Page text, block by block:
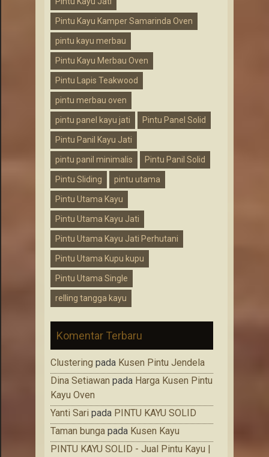
Pintu Kayu Kamper Samarinda Oven
pintu kayu merbau
Pintu Kayu Merbau Oven
Pintu Lapis Teakwood
pintu merbau oven
pintu panel kayu jati Pintu Panel Solid
Pintu Panil Kayu Jati
pintu panil minimalis Pintu Panil Solid
Pintu Sliding pintu utama
Pintu Utama Kayu
Pintu Utama Kayu Jati
Pintu Utama Kayu Jati Perhutani
Pintu Utama Kupu kupu
Pintu Utama Single
relling tangga kayu
Komentar Terbaru
Clustering pada Kusen Pintu Jendela
Dina Setiawan pada Harga Kusen Pintu
Kayu Oven
Yanti Sari pada PINTU KAYU SOLID
Taman bunga pada Kusen Kayu
PINTU KAYU SOLID - Jual Pintu Kayu |